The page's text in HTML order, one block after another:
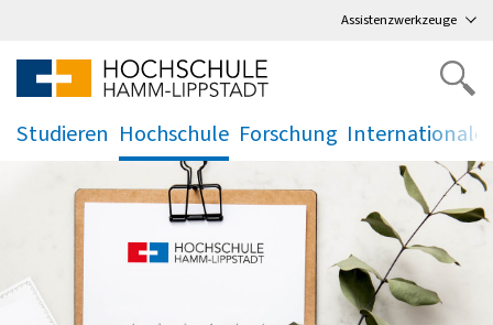
Assistenzwerkzeuge
Studieren Hochschule
.
Forschung
.